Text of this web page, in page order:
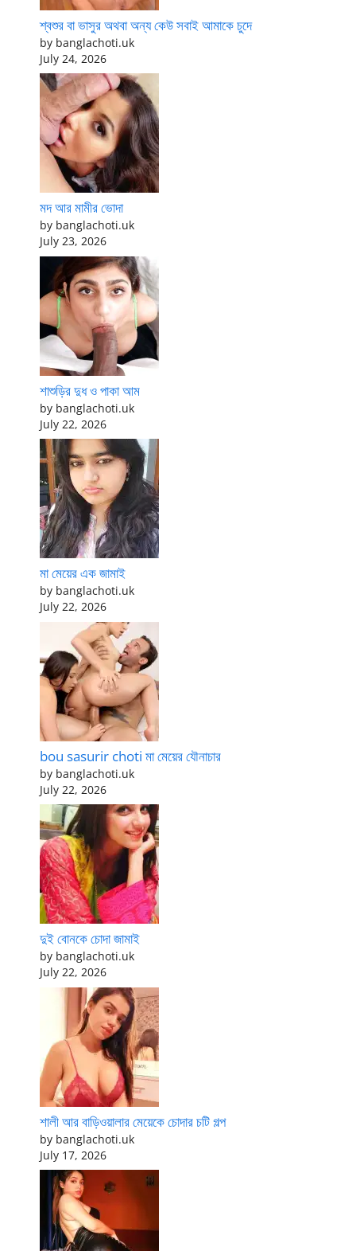
শ্বশুর বা ভাসুর অথবা অন্য কেউ সবাই আমাকে চুদে
by banglachoti.uk
July 24, 2026
মদ আর মামীর ভোদা
by banglachoti.uk
July 23, 2026
শাশুড়ির দুধ ও পাকা আম
by banglachoti.uk
July 22, 2026
মা মেয়ের এক জামাই
by banglachoti.uk
July 22, 2026
bou sasurir choti মা মেয়ের যৌনাচার
by banglachoti.uk
July 22, 2026
দুই বোনকে চোদা জামাই
by banglachoti.uk
July 22, 2026
শালী আর বাড়িওয়ালার মেয়েকে চোদার চটি গল্প
by banglachoti.uk
July 17, 2026